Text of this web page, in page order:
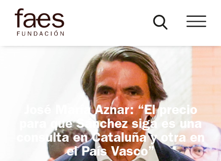
José María Aznar: “El precio
para que Sánchez siga es una
consulta en Cataluña y otra en
el País Vasco”